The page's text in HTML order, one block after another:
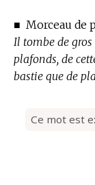
■ Morceau de
Il tombe de
plafonds, de
bastie que de
Ce mot est